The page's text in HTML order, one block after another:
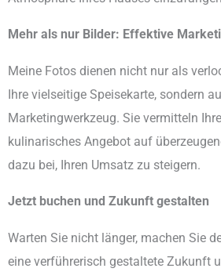
Mehr als nur Bilder: Effektive
Meine Fotos dienen nicht nur als
Ihre vielseitige Speisekarte, sondern
Marketingwerkzeug. Sie vermitteln
kulinarisches Angebot auf
dazu bei, Ihren Umsatz zu steigern.
Jetzt buchen und Zukunft gestalten
Warten Sie nicht länger, machen Sie
eine verführerisch gestaltete Zukunft